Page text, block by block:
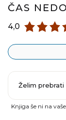
ČAS
4,0
Želim prebrati
Knjiga še ni na